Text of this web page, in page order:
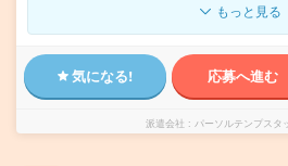
もっと見る
気になる! 応募へ進む
派遣会社 パーソルテンプスタ